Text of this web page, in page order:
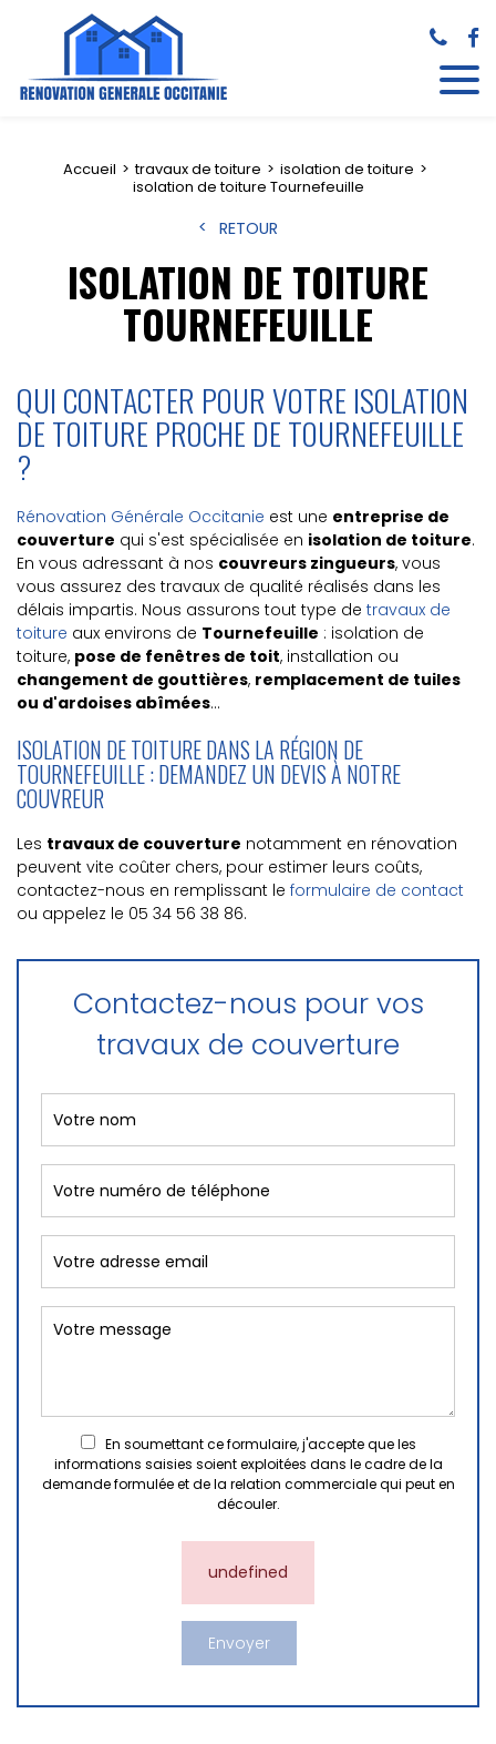
Accueil travaux de toiture
isolation de toiture
isolation de toiture Tournefeuille
RETOUR
ISOLATION DE TOITURE
TOURNEFEUILLE
QUI CONTACTER POUR VOTRE ISOLATION
DE TOITURE PROCHE DE TOURNEFEUILLE
?
Rénovation Générale Occitanie est une entreprise de
couverture qui s'est spécialisée en isolation de toiture.
En vous adressant à nos couvreurs zingueurs, vous
vous assurez des travaux de qualité réalisés dans les
délais impartis. Nous assurons tout type de travaux de
toiture aux environs de Tournefeuille : isolation de
toiture, pose de fenêtres de toit, installation ou
changement de gouttières, remplacement de tuiles
ou d'ardoises abîmées...
ISOLATION DE TOITURE DANS LA RÉGION DE
TOURNEFEUILLE : DEMANDEZ UN DEVIS À NOTRE
COUVREUR
Les travaux de couverture notamment en rénovation
peuvent vite coûter chers, pour estimer leurs coûts,
contactez-nous en remplissant le formulaire de contact
ou appelez le 05 34 56 38 86.
Contactez-nous pour vos
travaux de couverture
En soumettant ce formulaire, j'accepte que les
informations saisies soient exploitées dans le cadre de la
demande formulée et de la relation commerciale qui peut en
découler.
undefined